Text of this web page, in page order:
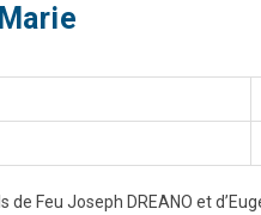
de Feu Joseph DREANO et